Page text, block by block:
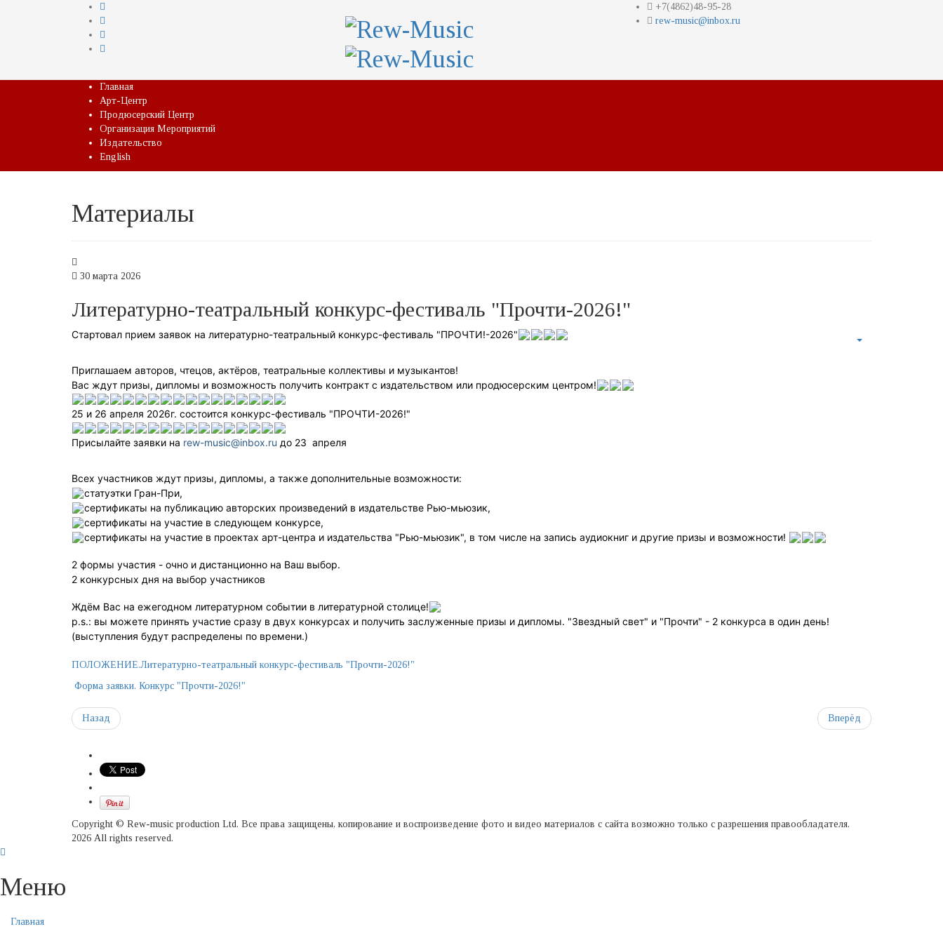
+7(4862)48-95-28
rew-music@inbox.ru
Главная
Арт-Центр
Продюсерский Центр
Организация Мероприятий
Издательство
English
Материалы
30 марта 2026
Литературно-театральный конкурс-фестиваль "Прочти-2026!"
Стартовал прием заявок на литературно-театральный конкурс-фестиваль "ПРОЧТИ!-2026"
Приглашаем авторов, чтецов, актёров, театральные коллективы и музыкантов!
Вас ждут призы, дипломы и возможность получить контракт с издательством или продюсерским центром!
25 и 26 апреля 2026г. состоится конкурс-фестиваль "ПРОЧТИ-2026!"
Присылайте заявки на rew-music@inbox.ru до 23 апреля
Всех участников ждут призы, дипломы, а также дополнительные возможности:
статуэтки Гран-При,
сертификаты на публикацию авторских произведений в издательстве Рью-мьюзик,
сертификаты на участие в следующем конкурсе,
сертификаты на участие в проектах арт-центра и издательства "Рью-мьюзик", в том числе на запись аудиокниг и другие призы и возможности!
2 формы участия - очно и дистанционно на Ваш выбор.
2 конкурсных дня на выбор участников
Ждём Вас на ежегодном литературном событии в литературной столице!
p.s.: вы можете принять участие сразу в двух конкурсах и получить заслуженные призы и дипломы. "Звездный свет" и "Прочти" - 2 конкурса в один день!
(выступления будут распределены по времени.)
ПОЛОЖЕНИЕ.Литературно-театральный конкурс-фестиваль "Прочти-2026!"
Форма заявки. Конкурс "Прочти-2026!"
Назад Вперёд
Copyright © Rew-music production Ltd. Все права защищены, копирование и воспроизведение фото и видео материалов с сайта возможно только с разрешения правообладателя.
2026 All rights reserved.
Меню
Главная